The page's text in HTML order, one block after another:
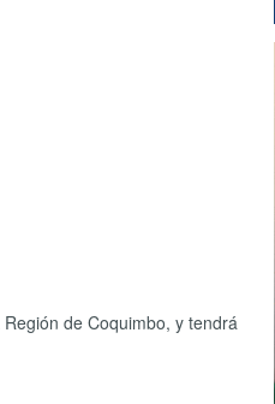
de Coquimbo, y tendrá